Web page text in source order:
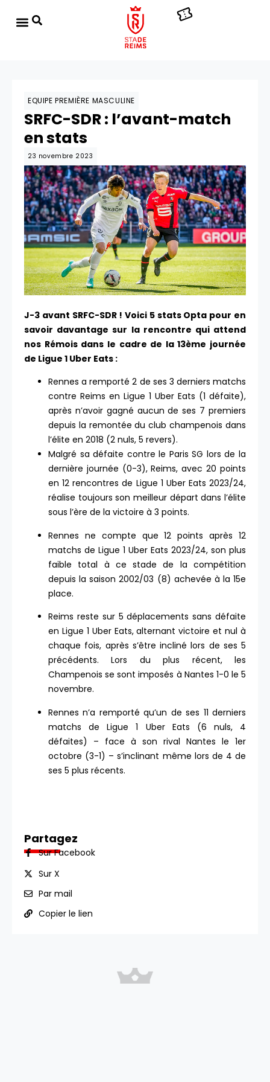
EQUIPE PREMIÈRE MASCULINE
SRFC-SDR : l’avant-match
en stats
23 novembre 2023
J-3 avant SRFC-SDR ! Voici 5 stats Opta pour en
savoir davantage sur la rencontre qui attend
nos Rémois dans le cadre de la 13ème journée
de Ligue 1 Uber Eats :
Rennes a remporté 2 de ses 3 derniers matchs
contre Reims en Ligue 1 Uber Eats (1 défaite),
après n’avoir gagné aucun de ses 7 premiers
depuis la remontée du club champenois dans
l’élite en 2018 (2 nuls, 5 revers).
Malgré sa défaite contre le Paris SG lors de la
dernière journée (0-3), Reims, avec 20 points
en 12 rencontres de Ligue 1 Uber Eats 2023/24,
réalise toujours son meilleur départ dans l’élite
sous l’ère de la victoire à 3 points.
Rennes ne compte que 12 points après 12
matchs de Ligue 1 Uber Eats 2023/24, son plus
faible total à ce stade de la compétition
depuis la saison 2002/03 (8) achevée à la 15e
place.
Reims reste sur 5 déplacements sans défaite
en Ligue 1 Uber Eats, alternant victoire et nul à
chaque fois, après s’être incliné lors de ses 5
précédents. Lors du plus récent, les
Champenois se sont imposés à Nantes 1-0 le 5
novembre.
Rennes n’a remporté qu’un de ses 11 derniers
matchs de Ligue 1 Uber Eats (6 nuls, 4
défaites) – face à son rival Nantes le 1er
octobre (3-1) – s’inclinant même lors de 4 de
ses 5 plus récents.
Partagez
Sur Facebook
Sur X
Par mail
Copier le lien